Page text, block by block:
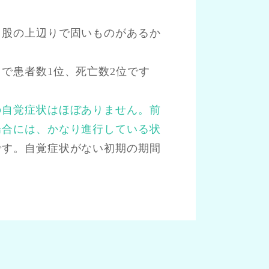
の上辺りで固いものがあるか
患者数1位、死亡数2位です
覚症状はほぼありません。前
には、かなり進行している状
。自覚症状がない初期の期間